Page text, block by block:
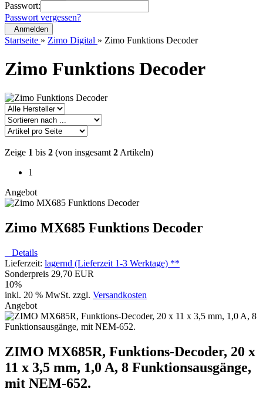
Passwort:
Passwort vergessen?
Anmelden
Startseite » Zimo Digital » Zimo Funktions Decoder
Zimo Funktions Decoder
Zeige 1 bis 2 (von insgesamt 2 Artikeln)
1
Angebot
Zimo MX685 Funktions Decoder
Details
Lieferzeit: lagernd (Lieferzeit 1-3 Werktage) **
Sonderpreis 29,70 EUR
10%
inkl. 20 % MwSt. zzgl. Versandkosten
Angebot
ZIMO MX685R, Funktions-Decoder, 20 x
11 x 3,5 mm, 1,0 A, 8 Funktionsausgänge,
mit NEM-652.